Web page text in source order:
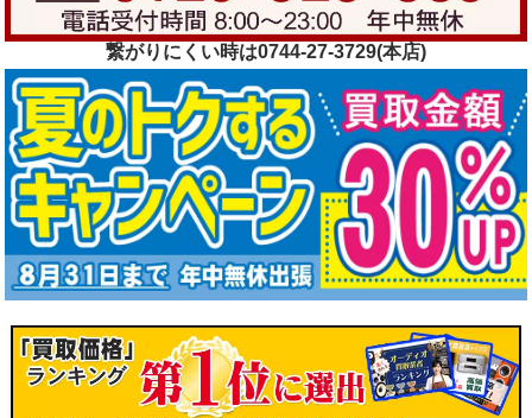
繋がりにくい時は0744-27-3729(本店)